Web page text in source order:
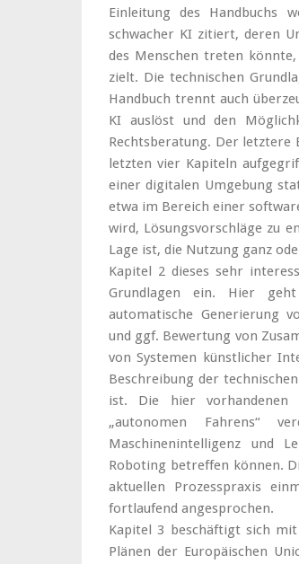
Einleitung des Handbuchs
schwacher KI zitiert, deren
des Menschen treten
zielt. Die technischen
Handbuch trennt auch
KI auslöst und den
Rechtsberatung. Der letztere
letzten vier Kapiteln
einer digitalen Umgebung
etwa im Bereich einer
wird, Lösungsvorschläge zu
Lage ist, die Nutzung ganz
Kapitel 2 dieses sehr
Grundlagen ein. Hier
automatische Generierung
und ggf. Bewertung von
von Systemen künstlicher
Beschreibung der
ist. Die hier vorhandenen
„autonomen Fahrens“
Maschinenintelligenz und
Roboting betreffen können.
aktuellen Prozesspraxis
fortlaufend angesprochen.
Kapitel 3 beschäftigt sich
Plänen der Europäischen